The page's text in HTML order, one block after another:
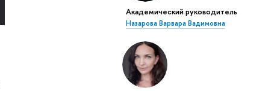
Академический руководитель
Назарова Варвара Вадимовна